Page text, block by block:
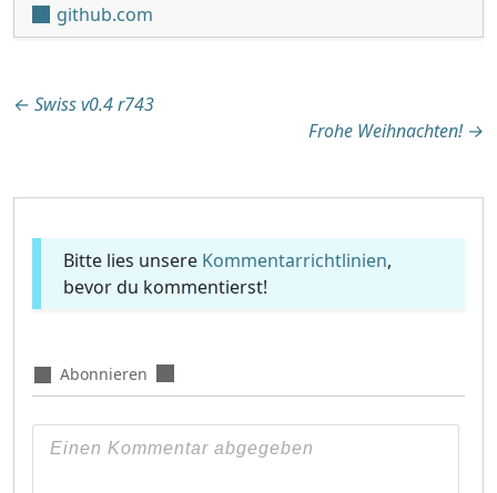
github.com
Beitragsnavigation
← Swiss v0.4 r743
Frohe Weihnachten! →
Bitte lies unsere Kommentarrichtlinien,
bevor du kommentierst!
Abonnieren